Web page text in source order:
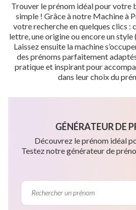
Trouver le prénom idéal pour votre
simple ! Grâce à notre Machine à
votre recherche en quelques clics :
lettre, une origine ou encore un
Laissez ensuite la machine
des prénoms parfaitement
pratique et inspirant pour
dans leur choix du
GÉNÉRATEUR DE
Découvrez le prénom idéal
Testez notre générateur de